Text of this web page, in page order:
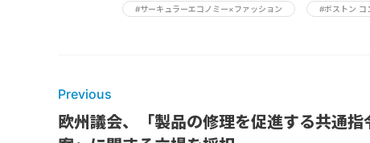
#サーキュラーエコノミー×ファッション #ボストン コ
Previous
欧州議会、「製品の修理を促進する共通指